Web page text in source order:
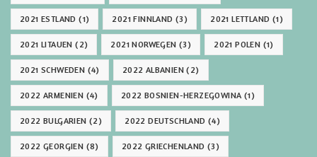
2021 ESTLAND (1) 2021 FINNLAND (3) 2021 LETTLAND (1)
2021 LITAUEN (2) 2021 NORWEGEN (3) 2021 POLEN (1)
2021 SCHWEDEN (4) 2022 ALBANIEN (2)
2022 ARMENIEN (4) 2022 BOSNIEN-HERZEGOWINA(1)
2022 BULGARIEN (2) 2022 DEUTSCHLAND (4)
2022 GEORGIEN (8) 2022 GRIECHENLAND (3)